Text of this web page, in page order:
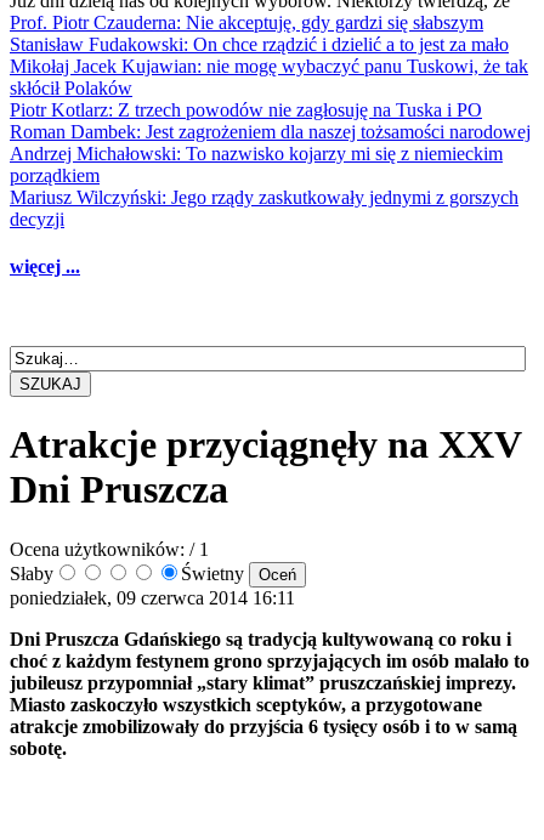
Prof. Piotr Czauderna: Nie akceptuję, gdy gardzi się słabszym
Stanisław Fudakowski: On chce rządzić i dzielić a to jest za mało
Mikołaj Jacek Kujawian: nie mogę wybaczyć panu Tuskowi, że tak
skłócił Polaków
Piotr Kotlarz: Z trzech powodów nie zagłosuję na Tuska i PO
Roman Dambek: Jest zagrożeniem dla naszej tożsamości narodowej
Andrzej Michałowski: To nazwisko kojarzy mi się z niemieckim
porządkiem
Mariusz Wilczyński: Jego rządy zaskutkowały jednymi z gorszych
decyzji
więcej ...
SZUKAJ
Atrakcje przyciągnęły na XXV
Dni Pruszcza
Ocena użytkowników: / 1
Słaby
Świetny
poniedziałek, 09 czerwca 2014 16:11
Dni Pruszcza Gdańskiego są tradycją kultywowaną co roku i
choć z każdym festynem grono sprzyjających im osób malało to
jubileusz przypomniał „stary klimat” pruszczańskiej imprezy.
Miasto zaskoczyło wszystkich sceptyków, a przygotowane
atrakcje zmobilizowały do przyjścia 6 tysięcy osób i to w samą
sobotę.